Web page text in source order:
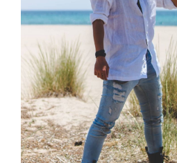
Sex:
Categorie:
Brand:
Utilizare:
Cod: